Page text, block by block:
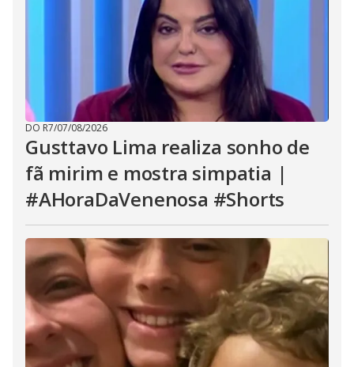
DO R7/07/08/2026
Gusttavo Lima realiza sonho de
fã mirim e mostra simpatia |
#AHoraDaVenenosa #Shorts